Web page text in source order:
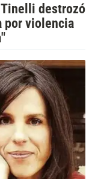
Tinelli destrozó
por violencia